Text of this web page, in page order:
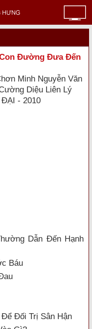
Đường Đưa Đến
Minh Nguyễn Văn
Diệu Liên Lý
ĐẠI - 2010
Dẫn Đến Hạnh
Báu
Đối Trị Sân Hận